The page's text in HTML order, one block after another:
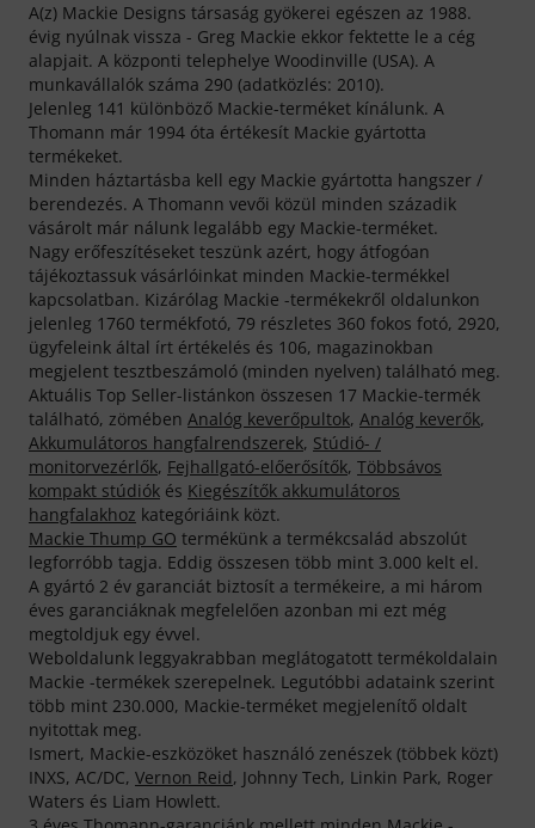
A(z) Mackie Designs társaság gyökerei egészen az 1988.
évig nyúlnak vissza - Greg Mackie ekkor fektette le a cég
alapjait. A központi telephelye Woodinville (USA). A
munkavállalók száma 290 (adatközlés: 2010).
Jelenleg 141 különböző Mackie-terméket kínálunk. A
Thomann már 1994 óta értékesít Mackie gyártotta
termékeket.
Minden háztartásba kell egy Mackie gyártotta hangszer /
berendezés. A Thomann vevői közül minden századik
vásárolt már nálunk legalább egy Mackie-terméket.
Nagy erőfeszítéseket teszünk azért, hogy átfogóan
tájékoztassuk vásárlóinkat minden Mackie-termékkel
kapcsolatban. Kizárólag Mackie -termékekről oldalunkon
jelenleg 1760 termékfotó, 79 részletes 360 fokos fotó, 2920,
ügyfeleink által írt értékelés és 106, magazinokban
megjelent tesztbeszámoló (minden nyelven) található meg.
Aktuális Top Seller-listánkon összesen 17 Mackie-termék
található, zömében Analóg keverőpultok, Analóg keverők,
Akkumulátoros hangfalrendszerek, Stúdió- /
monitorvezérlők, Fejhallgató-előerősítők, Többsávos
kompakt stúdiók és Kiegészítők akkumulátoros
hangfalakhoz kategóriáink közt.
Mackie Thump GO termékünk a termékcsalád abszolút
legforróbb tagja. Eddig összesen több mint 3.000 kelt el.
A gyártó 2 év garanciát biztosít a termékeire, a mi három
éves garanciáknak megfelelően azonban mi ezt még
megtoldjuk egy évvel.
Weboldalunk leggyakrabban meglátogatott termékoldalain
Mackie -termékek szerepelnek. Legutóbbi adataink szerint
több mint 230.000, Mackie-terméket megjelenítő oldalt
nyitottak meg.
Ismert, Mackie-eszközöket használó zenészek (többek közt)
INXS, AC/DC, Vernon Reid, Johnny Tech, Linkin Park, Roger
Waters és Liam Howlett.